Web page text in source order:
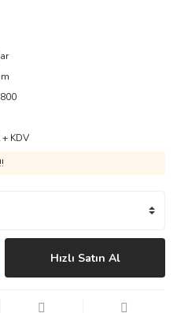
KDV
Hızlı Satın Al